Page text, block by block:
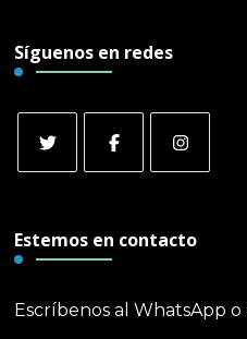
Síguenos en redes
Estemos en contacto
Escríbenos al WhatsApp